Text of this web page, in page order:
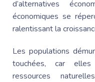
d’alternatives
économiques se
ralentissant la
Les populations
touchées, car
ressources